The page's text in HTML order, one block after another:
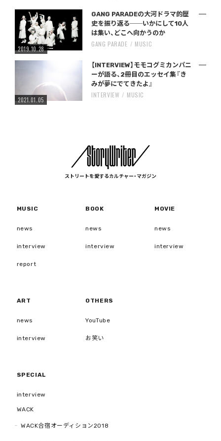
2019.10.28
GANG PARADEの大河ドラマ的歴
史を振り返る──いかにして10人
は集い、どこへ向かうのか
GANG PARADE MUSIC
2021.01.05
【INTERVIEW】モモコグミカンパニ
ーが語る、2冊目のエッセイ集『き
みが夢にでてきたよ』
INTERVIEW MUSIC
ストリートを愛するカルチャー・マガジン
MUSIC
news
interview
report
BOOK
news
interview
MOVIE
news
interview
ART
news
interview
OTHERS
YouTube
お笑い
SPECIAL
interview
WACK
WACK合宿オーディション2018